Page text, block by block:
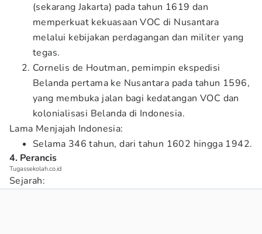
(sekarang Jakarta) pada tahun 1619 dan
memperkuat kekuasaan VOC di Nusantara
melalui kebijakan perdagangan dan militer yang
tegas.
Cornelis de Houtman, pemimpin ekspedisi
Belanda pertama ke Nusantara pada tahun 1596,
yang membuka jalan bagi kedatangan VOC dan
kolonialisasi Belanda di Indonesia.
Lama Menjajah Indonesia:
Selama 346 tahun, dari tahun 1602 hingga 1942.
4. Perancis
Tugassekolah.co.id
Sejarah: